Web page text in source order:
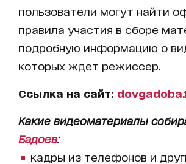
пользователи могут найти
правила участия в сборе
подробную информацию о
которых ждет режиссер.
Ссылка на сайт:
Какие видеоматериалы
Бадоев:
кадры из телефонов и